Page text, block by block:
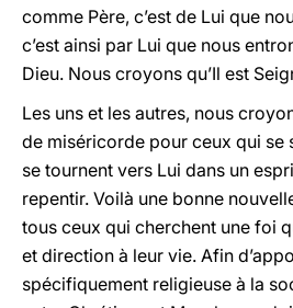
comme Père, c’est de Lui que
c’est ainsi par Lui que nous
Dieu. Nous croyons qu’Il est
Les uns et les autres, nous
de miséricorde pour ceux qui se
se tournent vers Lui dans un
repentir. Voilà une bonne
tous ceux qui cherchent une foi
et direction à leur vie. Afin
spécifiquement religieuse à la